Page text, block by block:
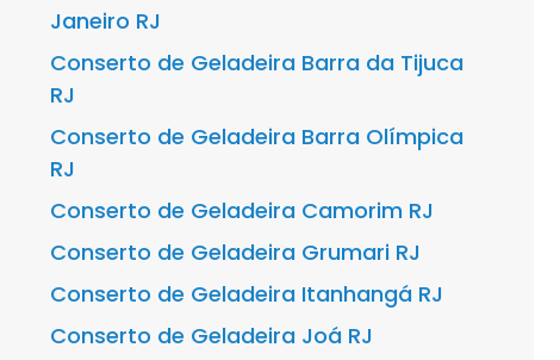
Janeiro RJ
Conserto de Geladeira Barra da Tijuca
RJ
Conserto de Geladeira Barra Olímpica
RJ
Conserto de Geladeira Camorim RJ
Conserto de Geladeira Grumari RJ
Conserto de Geladeira Itanhangá RJ
Conserto de Geladeira Joá RJ